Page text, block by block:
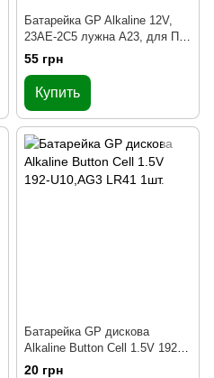
Батарейка GP Alkaline 12V,
23AE-2C5 лужна A23, для ПУ,
1шт.
55 грн
Купить
Батарейка GP дискова
Alkaline Button Cell 1.5V 192-
U10,AG3 LR41 1шт.
20 грн